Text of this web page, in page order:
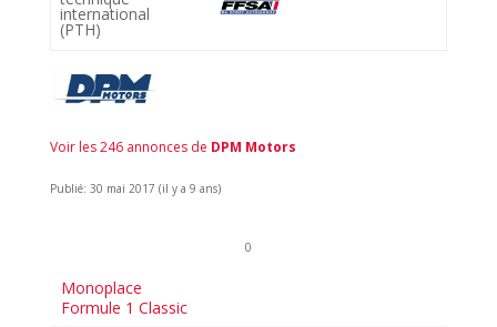
international
(PTH)
Voir les 246 annonces de DPM Motors
Publié: 30 mai 2017 (il y a 9 ans)
0
Monoplace
Formule 1 Classic